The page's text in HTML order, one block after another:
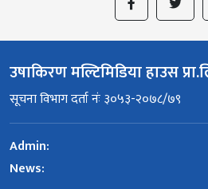
उषाकिरण मल्टिमिडिया हाउस
सूचना विभाग दर्ता नंः ३०५३-२०७८/७९
Admin:
News: